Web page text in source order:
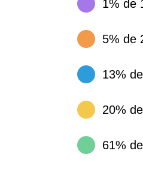
1% de
5% de
13%
20%
61%